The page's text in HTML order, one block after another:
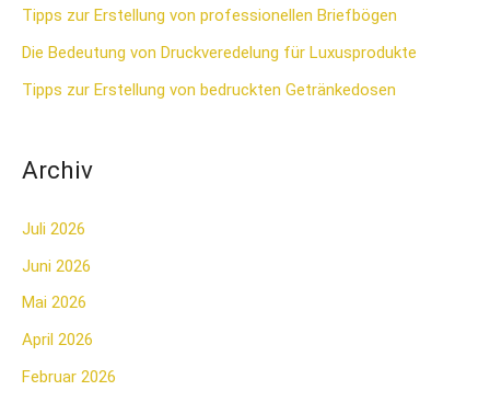
a
c
h
Tipps zur Erstellung von professionellen Briefbögen
Die Bedeutung von Druckveredelung für Luxusprodukte
Tipps zur Erstellung von bedruckten Getränkedosen
Archiv
Juli 2026
Juni 2026
Mai 2026
April 2026
Februar 2026